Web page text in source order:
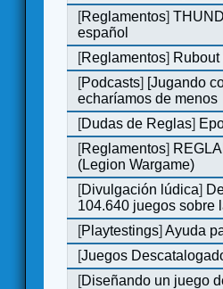
[Reglamentos]
español
[Reglamentos]
[Podcasts] [Jugando
echaríamos de menos
[Dudas de Reglas]
[Reglamentos]
(Legion Wargame)
[Divulgación lúdica]
104.640 juegos sobre
[Playtestings]Ayuda
[Juegos
[Diseñando un juego